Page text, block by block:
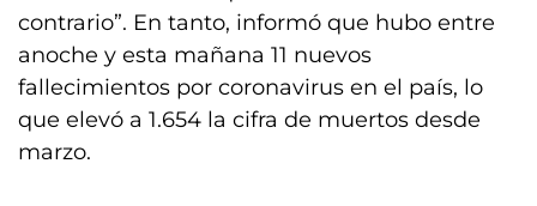
contrario”. En tanto, informó que hubo entre
anoche y esta mañana 11 nuevos
fallecimientos por coronavirus en el país, lo
que elevó a 1.654 la cifra de muertos desde
marzo.